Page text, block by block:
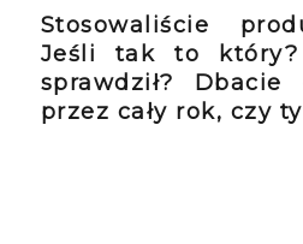
Stosowaliście
Jeśli tak to
sprawdził?
przez cały rok, czy